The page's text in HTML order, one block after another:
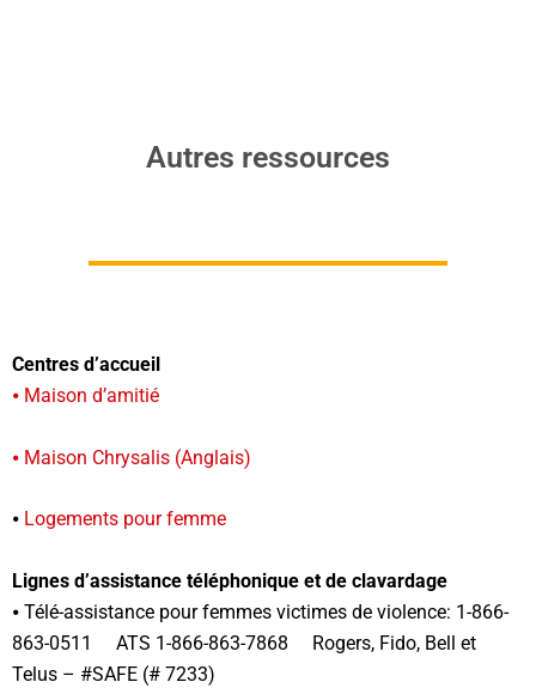
Autres ressources
Centres d’accueil
⦁ Maison d’amitié
⦁ Maison Chrysalis (Anglais)
⦁ Logements pour femme
Lignes d’assistance téléphonique et de clavardage
⦁ Télé-assistance pour femmes victimes de violence: 1-866-
863-0511 ATS 1-866-863-7868 Rogers, Fido, Bell et
Telus – #SAFE (# 7233)